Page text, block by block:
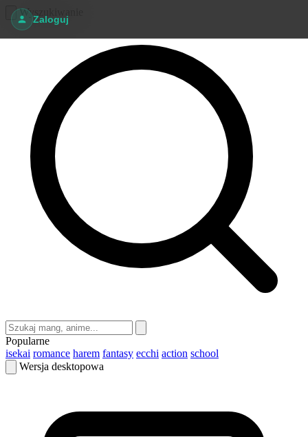
Zaloguj
Wyszukiwanie
Popularne
isekai romance harem fantasy ecchi action school
Wersja desktopowa